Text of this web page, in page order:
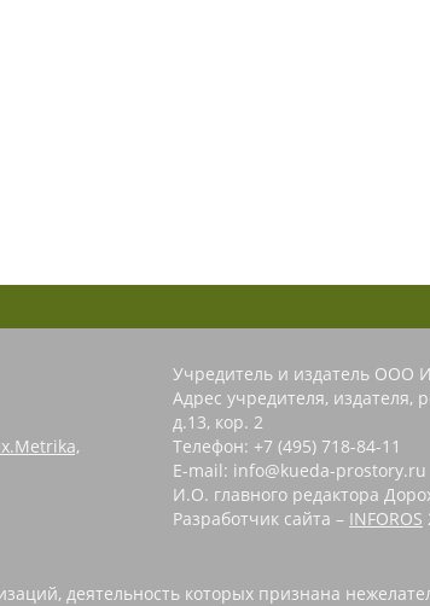
Учредитель и издатель ООО
Адрес учредителя, издателя,
д.13, кор. 2
Телефон: +7 (495) 718-84-11
E-mail: info@kueda-prostory.ru
И.О. главного редактора
Разработчик сайта – INFOROS
деятельность которых признана